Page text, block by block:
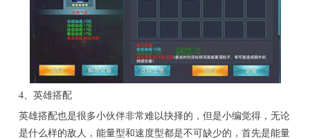
4、英雄搭配
英雄搭配也是很多小伙伴非常难以抉择的，但是小编觉得，无论
是什么样的敌人，能量型和速度型都是不可缺少的，首先是能量